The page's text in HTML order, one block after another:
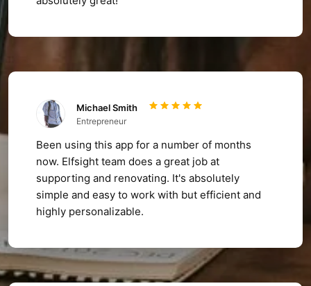
Michael Smith
Entrepreneur
Been using this app for a number of months
now. Elfsight team does a great job at
supporting and renovating. It's absolutely
simple and easy to work with but efficient and
highly personalizable.